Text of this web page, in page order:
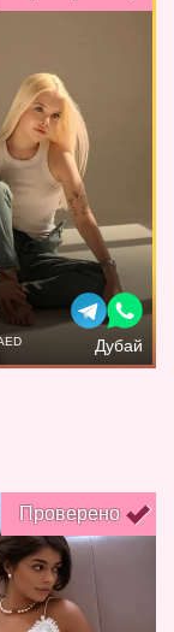
Дубай
Проверено